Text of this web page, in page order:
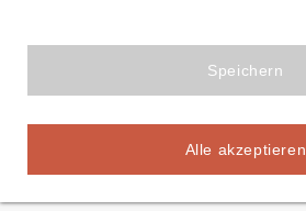
Speichern
Alle akzeptieren
Stadt *